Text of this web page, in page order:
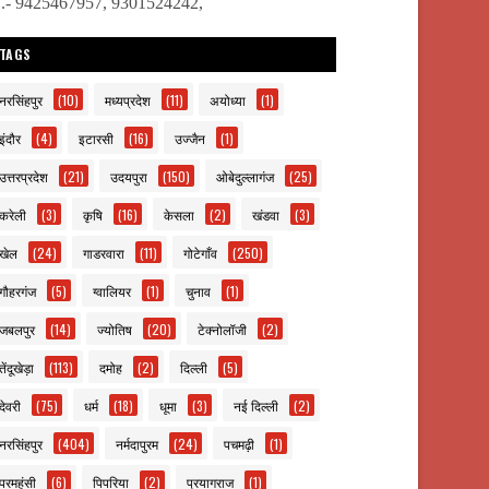
(10) मध्यप्रदेश (11) अयोध्या (1)
(4) इटारसी (16) उज्जैन (1)
(21) उदयपुरा (150) ओबेदुल्लागंज (25)
(3) कृषि (16) केसला (2) खंडवा (3)
(24) गाडरवारा (11) गोटेगाँव (250)
(5) ग्वालियर (1) चुनाव (1)
(14) ज्योतिष (20) टेक्नोलॉजी (2)
(113) दमोह (2) दिल्ली (5)
(75) धर्म (18) धूमा (3) नई दिल्ली (2)
(404) नर्मदापुरम (24) पचमढ़ी (1)
(6) पिपरिया (2) प्रयागराज (1)